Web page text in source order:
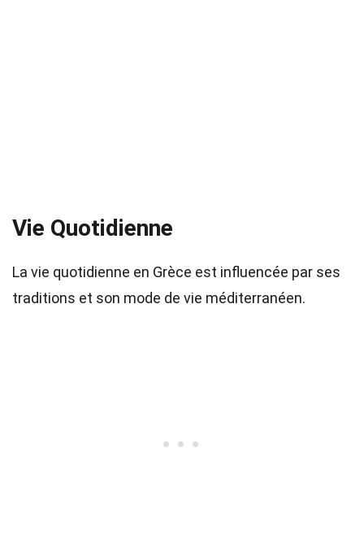
Vie Quotidienne
La vie quotidienne en Grèce est influencée par ses
traditions et son mode de vie méditerranéen.